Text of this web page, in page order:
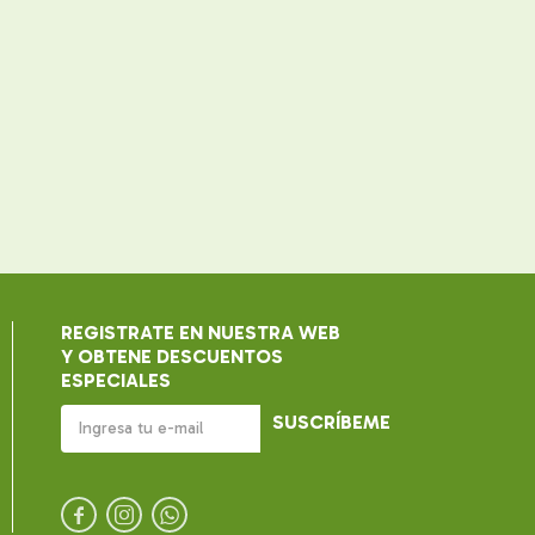
REGISTRATE EN NUESTRA WEB
Y OBTENE DESCUENTOS
ESPECIALES
SUSCRÍBEME
  